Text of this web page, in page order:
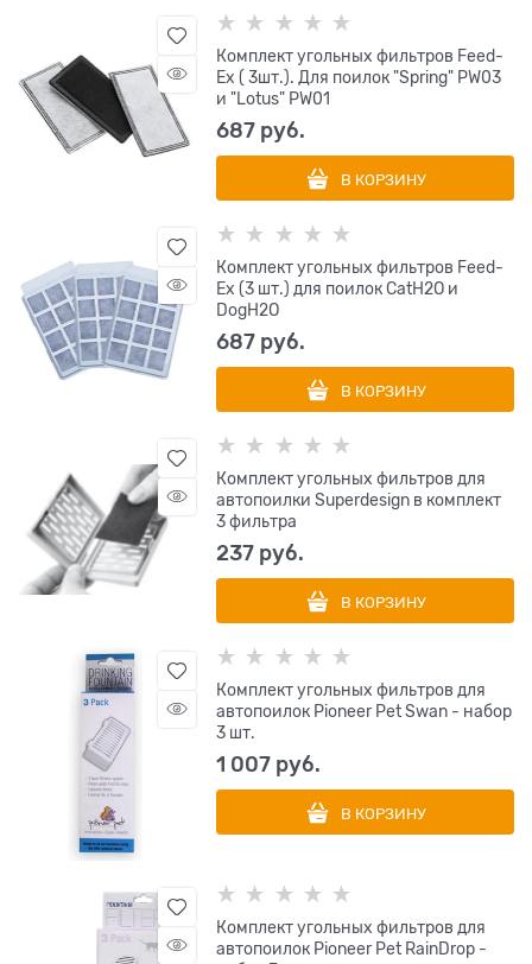
Комплект угольных фильтров Feed-
Ex ( 3шт.). Для поилок "Spring" PW03
и "Lotus" PW01
687 руб.
В КОРЗИНУ
Комплект угольных фильтров Feed-
Ex (3 шт.) для поилок CatH2O и
DogH2O
687 руб.
В КОРЗИНУ
Комплект угольных фильтров для
автопоилки Superdesign в комплект
3 фильтра
237 руб.
В КОРЗИНУ
Комплект угольных фильтров для
автопоилок Pioneer Pet Swan - набор
3 шт.
1 007 руб.
В КОРЗИНУ
Комплект угольных фильтров для
автопоилок Pioneer Pet RainDrop -